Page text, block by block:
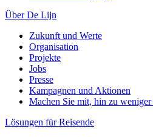
Über De Lijn
Zukunft und Werte
Organisation
Projekte
Jobs
Presse
Kampagnen und Aktionen
Machen Sie mit, hin zu weniger
Lösungen für Reisende